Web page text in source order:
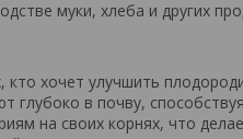
муки, хлеба и других
хочет улучшить
глубоко в почву,
на своих корнях, что